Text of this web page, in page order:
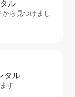
ル
ら見つけまし
タ⁠ル
す